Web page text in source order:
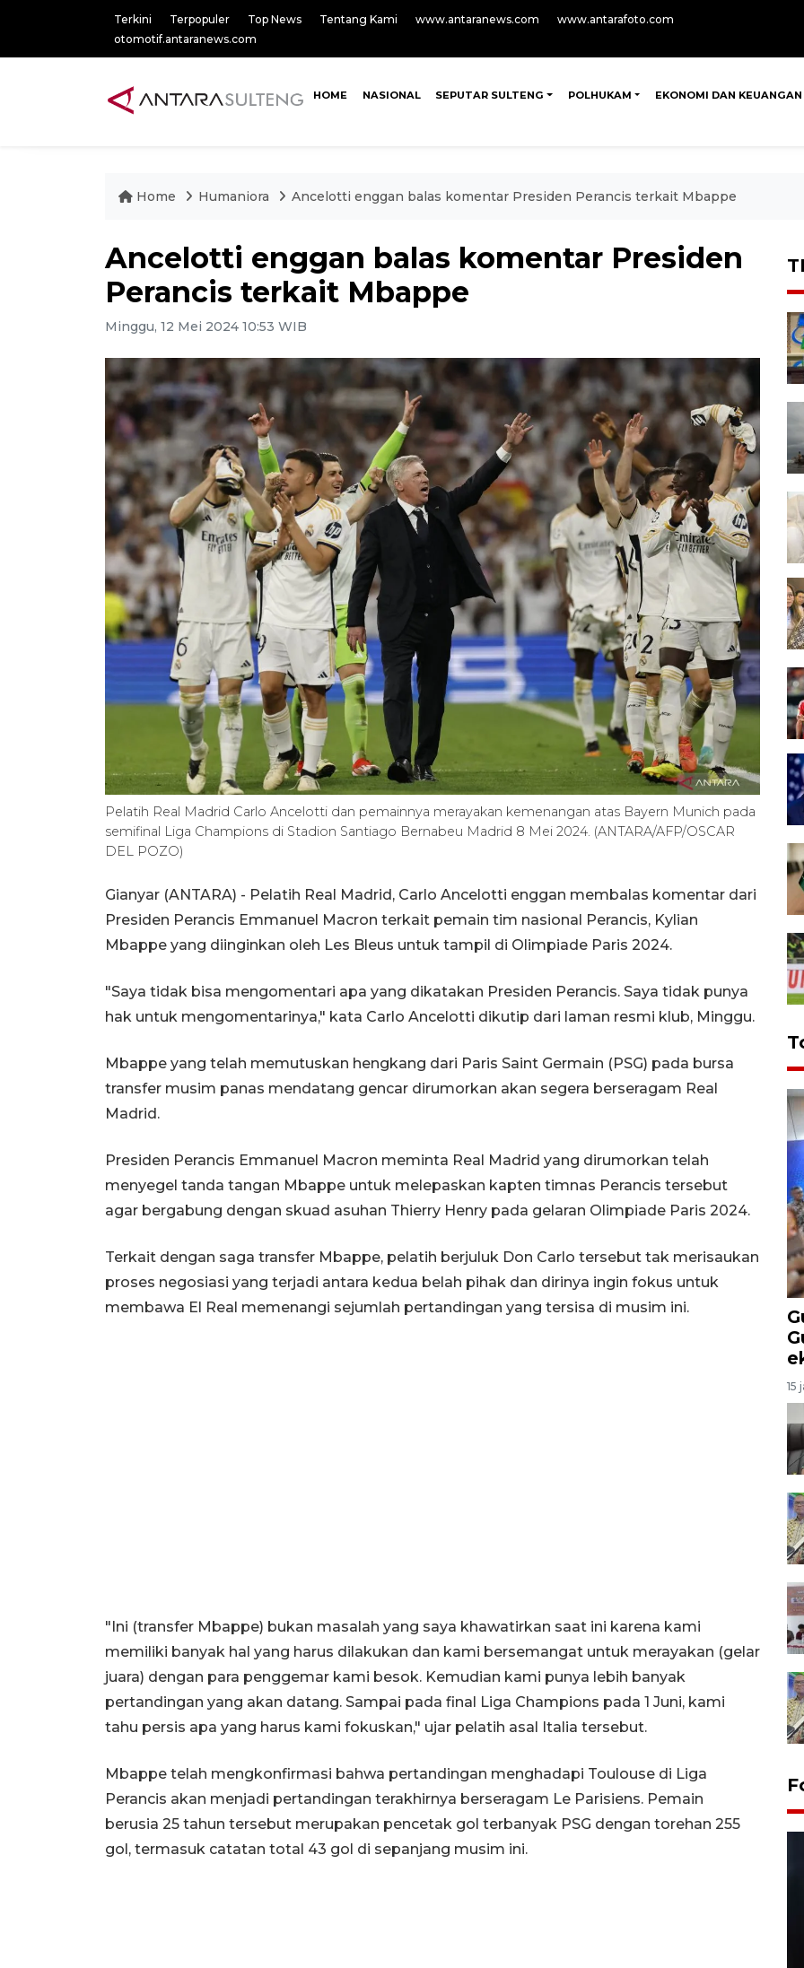
Terkini Terpopuler Top News Tentang Kami www.antaranews.com
www.antarafoto.com
otomotif.antaranews.com
HOME NASIONAL SEPUTAR SULTENG POLHUKAM EKONOMI DAN KEUANGAN
Home Humaniora Ancelotti enggan balas komentar Presiden Perancis terkait Mbappe
Ancelotti enggan balas komentar Presiden
Perancis terkait Mbappe
Minggu, 12 Mei 2024 10:53 WIB
Pelatih Real Madrid Carlo Ancelotti dan pemainnya merayakan kemenangan atas Bayern Munich pada
semifinal Liga Champions di Stadion Santiago Bernabeu Madrid 8 Mei 2024. (ANTARA/AFP/OSCAR
DEL POZO)
Gianyar (ANTARA) - Pelatih Real Madrid, Carlo Ancelotti enggan membalas komentar dari
Presiden Perancis Emmanuel Macron terkait pemain tim nasional Perancis, Kylian
Mbappe yang diinginkan oleh Les Bleus untuk tampil di Olimpiade Paris 2024.
"Saya tidak bisa mengomentari apa yang dikatakan Presiden Perancis. Saya tidak punya
hak untuk mengomentarinya," kata Carlo Ancelotti dikutip dari laman resmi klub, Minggu.
Mbappe yang telah memutuskan hengkang dari Paris Saint Germain (PSG) pada bursa
transfer musim panas mendatang gencar dirumorkan akan segera berseragam Real
Madrid.
Presiden Perancis Emmanuel Macron meminta Real Madrid yang dirumorkan telah
menyegel tanda tangan Mbappe untuk melepaskan kapten timnas Perancis tersebut
agar bergabung dengan skuad asuhan Thierry Henry pada gelaran Olimpiade Paris 2024.
Terkait dengan saga transfer Mbappe, pelatih berjuluk Don Carlo tersebut tak merisaukan
proses negosiasi yang terjadi antara kedua belah pihak dan dirinya ingin fokus untuk
membawa El Real memenangi sejumlah pertandingan yang tersisa di musim ini.
"Ini (transfer Mbappe) bukan masalah yang saya khawatirkan saat ini karena kami
memiliki banyak hal yang harus dilakukan dan kami bersemangat untuk merayakan (gelar
juara) dengan para penggemar kami besok. Kemudian kami punya lebih banyak
pertandingan yang akan datang. Sampai pada final Liga Champions pada 1 Juni, kami
tahu persis apa yang harus kami fokuskan," ujar pelatih asal Italia tersebut.
Mbappe telah mengkonfirmasi bahwa pertandingan menghadapi Toulouse di Liga
Perancis akan menjadi pertandingan terakhirnya berseragam Le Parisiens. Pemain
berusia 25 tahun tersebut merupakan pencetak gol terbanyak PSG dengan torehan 255
gol, termasuk catatan total 43 gol di sepanjang musim ini.
15